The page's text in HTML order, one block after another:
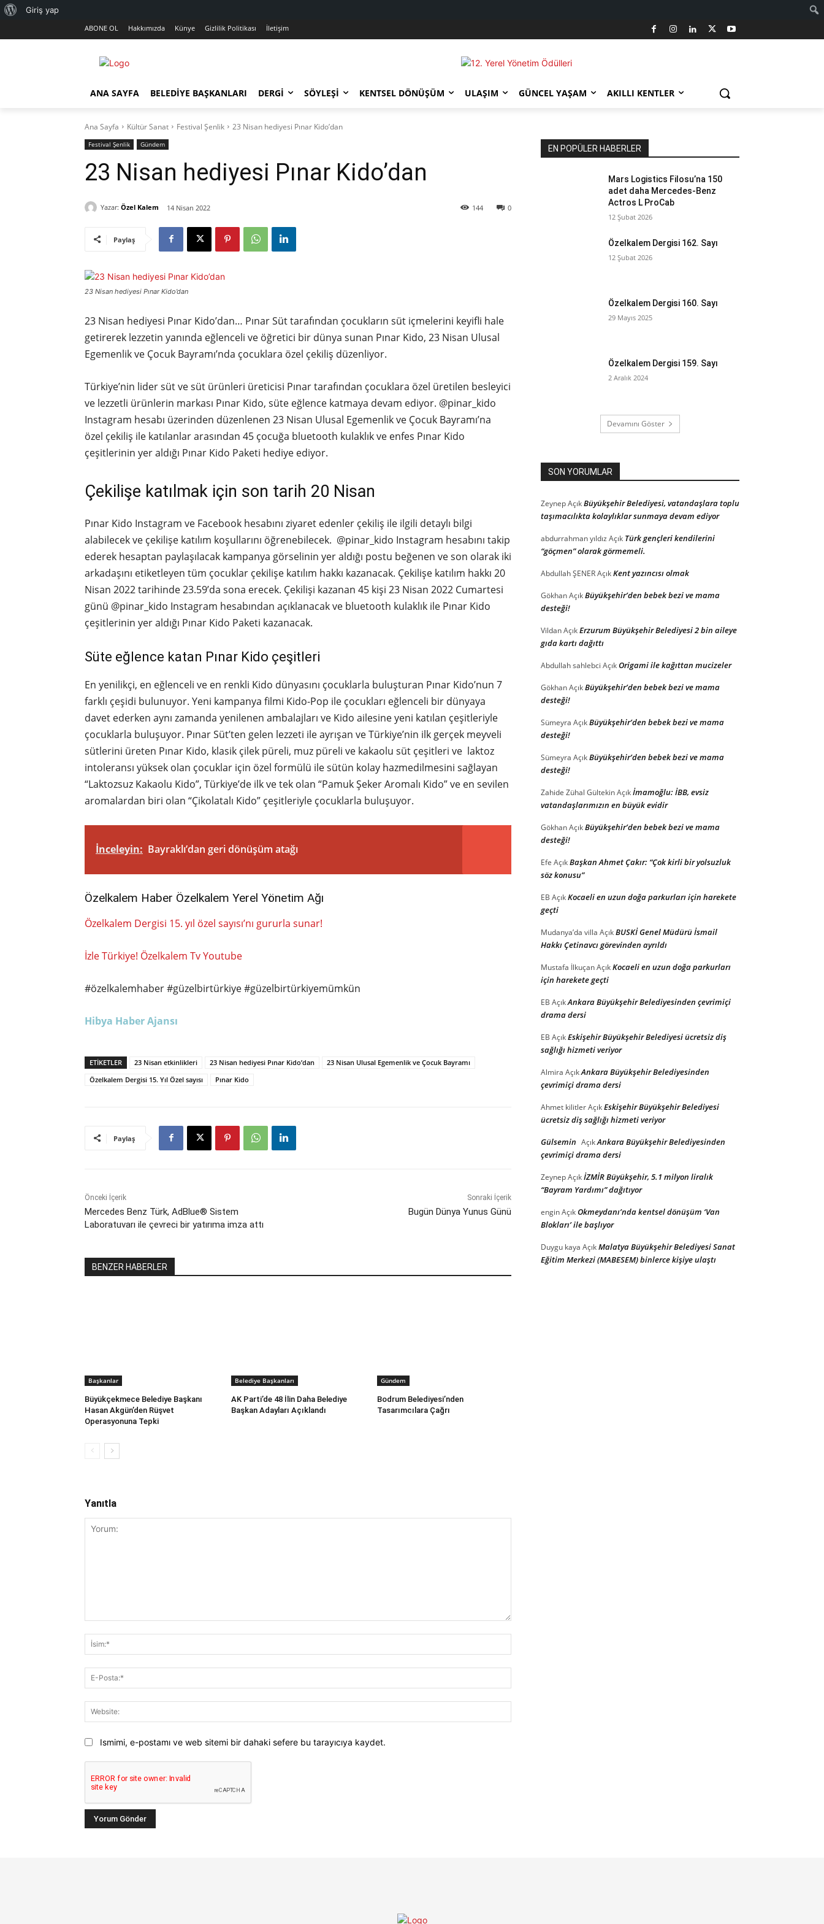
ABONE OL Hakkımızda Künye Gizlilik Politikası İletişim
ANA SAYFA BELEDIYE BAŞKANLARI DERGI SÖYLEŞI KENTSEL DÖNÜŞÜM ULAŞIM GÜNCEL YAŞAM AKILLI KENTLER
Ana Sayfa Kültür Sanat Festival Şenlik 23 Nisan hediyesi Pınar Kido’dan
Festival Şenlik Gündem
23 Nisan hediyesi Pınar Kido’dan
Yazar: Özel Kalem 14 Nisan 2022 0
144
Paylaş
23 Nisan hediyesi Pınar Kido’dan
23 Nisan hediyesi Pınar Kido’dan… Pınar Süt tarafından çocukların süt içmelerini keyifli hale
getirerek lezzetin yanında eğlenceli ve öğretici bir dünya sunan Pınar Kido, 23 Nisan Ulusal
Egemenlik ve Çocuk Bayramı’nda çocuklara özel çekiliş düzenliyor.
Türkiye’nin lider süt ve süt ürünleri üreticisi Pınar tarafından çocuklara özel üretilen besleyici
ve lezzetli ürünlerin markası Pınar Kido, süte eğlence katmaya devam ediyor. @pinar_kido
Instagram hesabı üzerinden düzenlenen 23 Nisan Ulusal Egemenlik ve Çocuk Bayramı’na
özel çekiliş ile katılanlar arasından 45 çocuğa bluetooth kulaklık ve enfes Pınar Kido
çeşitlerinin yer aldığı Pınar Kido Paketi hediye ediyor.
Çekilişe katılmak için son tarih 20 Nisan
Pınar Kido Instagram ve Facebook hesabını ziyaret edenler çekiliş ile ilgili detaylı bilgi
alabilecek ve çekilişe katılım koşullarını öğrenebilecek. @pinar_kido Instagram hesabını takip
ederek hesaptan paylaşılacak kampanya görselinin yer aldığı postu beğenen ve son olarak iki
arkadaşını etiketleyen tüm çocuklar çekilişe katılım hakkı kazanacak. Çekilişe katılım hakkı 20
Nisan 2022 tarihinde 23.59’da sona erecek. Çekilişi kazanan 45 kişi 23 Nisan 2022 Cumartesi
günü @pinar_kido Instagram hesabından açıklanacak ve bluetooth kulaklık ile Pınar Kido
çeşitlerinin yer aldığı Pınar Kido Paketi kazanacak.
Süte eğlence katan Pınar Kido çeşitleri
En yenilikçi, en eğlenceli ve en renkli Kido dünyasını çocuklarla buluşturan Pınar Kido’nun 7
farklı çeşidi bulunuyor. Yeni kampanya filmi Kido-Pop ile çocukları eğlenceli bir dünyaya
davet ederken aynı zamanda yenilenen ambalajları ve Kido ailesine yeni katılan çeşitleriyle
çocuklarla buluşuyor. Pınar Süt’ten gelen lezzeti ile ayrışan ve Türkiye’nin ilk gerçek meyveli
sütlerini üreten Pınar Kido, klasik çilek püreli, muz püreli ve kakaolu süt çeşitleri ve laktoz
intoleransı yüksek olan çocuklar için özel formülü ile sütün kolay hazmedilmesini sağlayan
“Laktozsuz Kakaolu Kido”, Türkiye’de ilk ve tek olan “Pamuk Şeker Aromalı Kido” ve en sevilen
aromalardan biri olan “Çikolatalı Kido” çeşitleriyle çocuklarla buluşuyor.
İnceleyin: Bayraklı’dan geri dönüşüm atağı
Özelkalem Haber Özelkalem Yerel Yönetim Ağı
Özelkalem Dergisi 15. yıl özel sayısı’nı gururla sunar!
İzle Türkiye! Özelkalem Tv Youtube
#özelkalemhaber #güzelbirtürkiye #güzelbirtürkiyemümkün
Hibya Haber Ajansı
ETIKETLER 23 Nisan etkinlikleri 23 Nisan hediyesi Pınar Kido’dan
23 Nisan Ulusal Egemenlik ve Çocuk Bayramı
Özelkalem Dergisi 15. Yıl Özel sayısı
Pınar Kido
Paylaş
Önceki İçerik
Mercedes Benz Türk, AdBlue® Sistem
Laboratuvarı ile çevreci bir yatırıma imza attı
Sonraki İçerik
Bugün Dünya Yunus Günü
BENZER HABERLER
Başkanlar
Büyükçekmece Belediye Başkanı
Hasan Akgün’den Rüşvet
Operasyonuna Tepki
Belediye Başkanları
AK Parti’de 48 İlin Daha Belediye
Başkan Adayları Açıklandı
Gündem
Bodrum Belediyesi’nden
Tasarımcılara Çağrı
Yanıtla
Posta:*
Ismimi, e-postamı ve web sitemi bir dahaki sefere bu tarayıcıya kaydet.
EN POPÜLER HABERLER
Mars Logistics Filosu’na 150
adet daha Mercedes-Benz
Actros L ProCab
12 Şubat 2026
Özelkalem Dergisi 162. Sayı
12 Şubat 2026
Özelkalem Dergisi 160. Sayı
29 Mayıs 2025
Özelkalem Dergisi 159. Sayı
2 Aralık 2024
Devamını Göster
SON YORUMLAR
ZeynepAçıkBüyükşehir Belediyesi, vatandaşlara toplu
taşımacılıkta kolaylıklar sunmaya devam ediyor
abdurrahman yıldız Açık Türk gençleri kendilerini
“göçmen” olarak görmemeli.
Abdullah ŞENERAçıkKent yazıncısı olmak
GökhanAçıkBüyükşehir’den bebek bezi ve mama
desteği!
VildanAçıkErzurum Büyükşehir Belediyesi 2 bin aileye
gıda kartı dağıttı
Abdullah sahlebci AçıkOrigami ile kağıttan mucizeler
GökhanAçıkBüyükşehir’den bebek bezi ve mama
desteği!
Sümeyra AçıkBüyükşehir’den bebek bezi ve mama
desteği!
Sümeyra AçıkBüyükşehir’den bebek bezi ve mama
desteği!
Zahide Zühal GültekinAçıkİmamoğlu: İBB, evsiz
vatandaşlarımızın en büyük evidir
GökhanAçıkBüyükşehir’den bebek bezi ve mama
desteği!
Efe AçıkBaşkan Ahmet Çakır: “Çok kirli bir yolsuzluk
söz konusu”
EB AçıkKocaeli en uzun doğa parkurları için harekete
geçti
Mudanya’da villa AçıkBUSKİ Genel Müdürü İsmail
Hakkı Çetinavcı görevinden ayrıldı
Mustafa İlkuçanAçıkKocaeli en uzun doğa parkurları
için harekete geçti
EB AçıkAnkara Büyükşehir Belediyesinden çevrimiçi
drama dersi
EB AçıkEskişehir Büyükşehir Belediyesi ücretsiz diş
sağlığı hizmeti veriyor
Almira AçıkAnkara Büyükşehir Belediyesinden
çevrimiçi drama dersi
Ahmet kilitlerAçıkEskişehir Büyükşehir Belediyesi
ücretsiz diş sağlığı hizmeti veriyor
Gülsemin AçıkAnkara Büyükşehir Belediyesinden
çevrimiçi drama dersi
ZeynepAçıkİZMİR Büyükşehir, 5.1 milyon liralık
“Bayram Yardımı” dağıtıyor
enginAçıkOkmeydanı’nda kentsel dönüşüm ‘Van
Blokları’ ile başlıyor
Duygu kaya AçıkMalatya Büyükşehir Belediyesi Sanat
Eğitim Merkezi (MABESEM) binlerce kişiye ulaştı
WordPress
Giriş yap